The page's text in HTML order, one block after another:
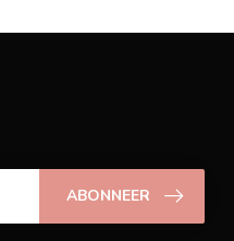
ABONNEER